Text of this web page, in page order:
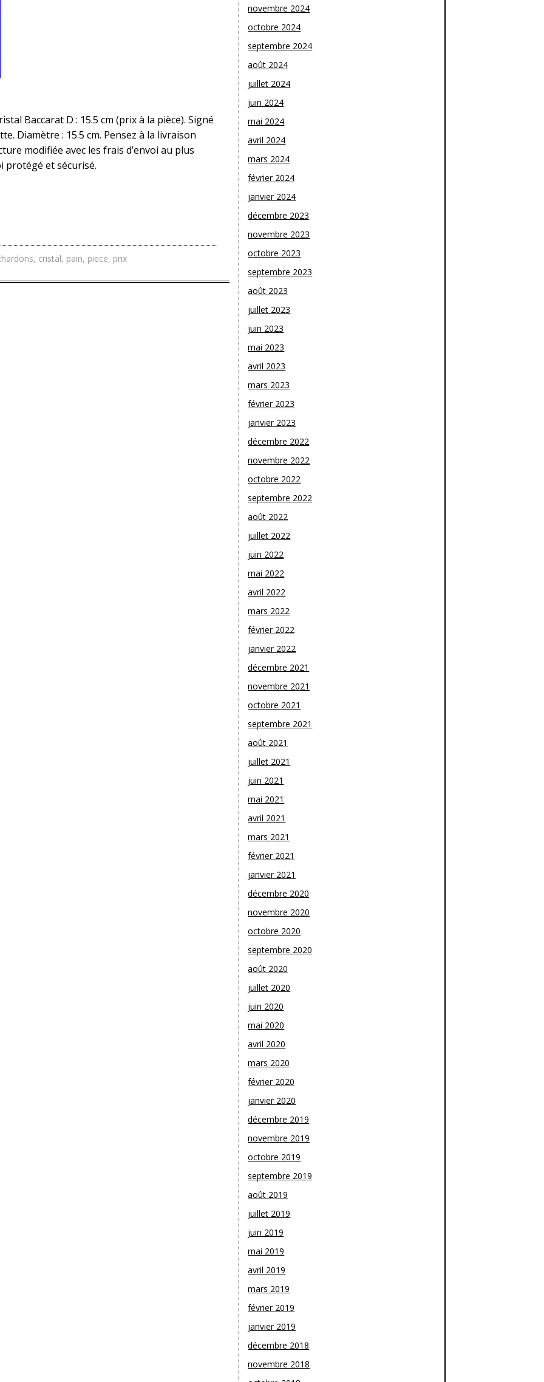
Baccarat D : 15.5 cm (prix à la pièce). Signé
Diamètre : 15.5 cm. Pensez à la livraison
modifiée avec les frais d’envoi au plus
protégé et sécurisé.
, cristal, pain, piece, prix
novembre 2024
octobre 2024
septembre 2024
août 2024
juillet 2024
juin 2024
mai 2024
avril 2024
mars 2024
février 2024
janvier 2024
décembre 2023
novembre 2023
octobre 2023
septembre 2023
août 2023
juillet 2023
juin 2023
mai 2023
avril 2023
mars 2023
février 2023
janvier 2023
décembre 2022
novembre 2022
octobre 2022
septembre 2022
août 2022
juillet 2022
juin 2022
mai 2022
avril 2022
mars 2022
février 2022
janvier 2022
décembre 2021
novembre 2021
octobre 2021
septembre 2021
août 2021
juillet 2021
juin 2021
mai 2021
avril 2021
mars 2021
février 2021
janvier 2021
décembre 2020
novembre 2020
octobre 2020
septembre 2020
août 2020
juillet 2020
juin 2020
mai 2020
avril 2020
mars 2020
février 2020
janvier 2020
décembre 2019
novembre 2019
octobre 2019
septembre 2019
août 2019
juillet 2019
juin 2019
mai 2019
avril 2019
mars 2019
février 2019
janvier 2019
décembre 2018
novembre 2018